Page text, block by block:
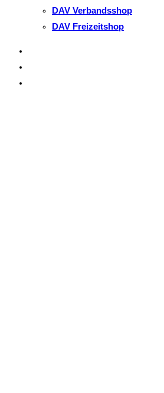
DAV Verbandsshop
DAV Freizeitshop